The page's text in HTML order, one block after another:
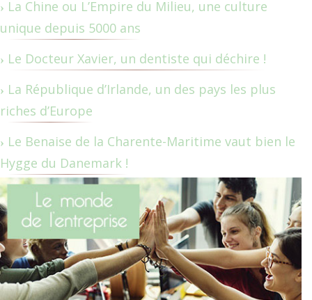
La Chine ou L’Empire du Milieu, une culture
unique depuis 5000 ans
Le Docteur Xavier, un dentiste qui déchire !
La République d’Irlande, un des pays les plus
riches d’Europe
Le Benaise de la Charente-Maritime vaut bien le
Hygge du Danemark !